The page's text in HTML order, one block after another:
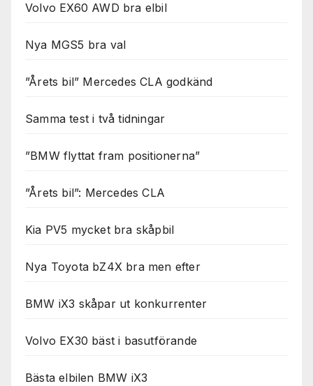
Volvo EX60 AWD bra elbil
Nya MGS5 bra val
”Årets bil” Mercedes CLA godkänd
Samma test i två tidningar
”BMW flyttat fram positionerna”
”Årets bil”: Mercedes CLA
Kia PV5 mycket bra skåpbil
Nya Toyota bZ4X bra men efter
BMW iX3 skåpar ut konkurrenter
Volvo EX30 bäst i basutförande
Bästa elbilen BMW iX3